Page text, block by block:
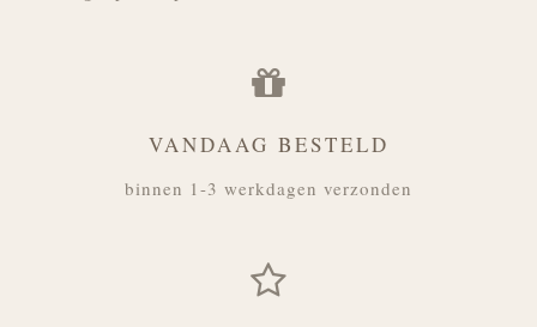
VANDAAG BESTELD
binnen 1-3 werkdagen verzonden